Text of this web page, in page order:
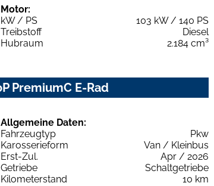
Motor:
kW / PS
103 kW / 140 PS
Treibstoff
Diesel
Hubraum
2.184 cm³
PremiumC E-Rad
Allgemeine Daten:
Fahrzeugtyp
Pkw
Karosserieform
Van / Kleinbus
Erst-Zul.
Apr / 2026
Getriebe
Schaltgetriebe
Kilometerstand
10 km